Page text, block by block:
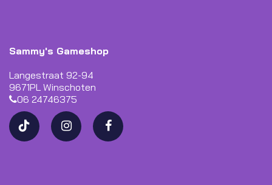
Sammy's Gameshop
Langestraat 92-94
9671PL Winschoten
06 24746375